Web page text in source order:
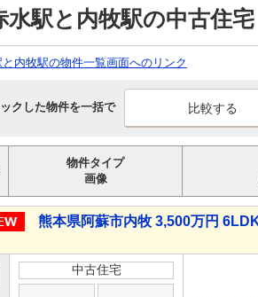
水駅と内牧駅の中古住
内牧駅の物件一覧画面へのリンク
クした物件を一括で
物件タイプ
画像
熊本県阿蘇市内牧 3,500万円
中古住宅